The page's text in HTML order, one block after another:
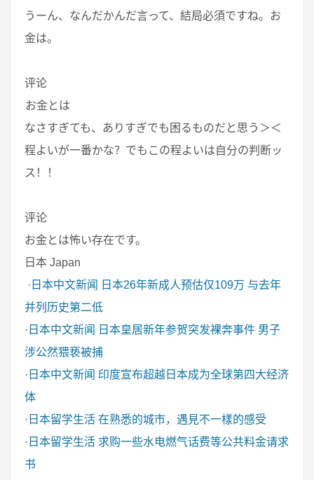
うーん、なんだかんだ言って、結局必須ですね。お
金は。
评论
お金とは
なさすぎても、ありすぎでも困るものだと思う＞＜
程よいが一番かな？でもこの程よいは自分の判断ッ
ス！！
评论
お金とは怖い存在です。
日本 Japan
· 日本中文新闻
日本26年新成人预估仅109万 与去年
并列历史第二低
· 日本中文新闻
日本皇居新年参贺突发裸奔事件 男子
涉公然猥亵被捕
· 日本中文新闻 印度宣布超越日本成为全球第四大经济
体
· 日本留学生活 在熟悉的城市，遇見不一樣的感受
· 日本留学生活 求购一些水电燃气话费等公共料金请求
书